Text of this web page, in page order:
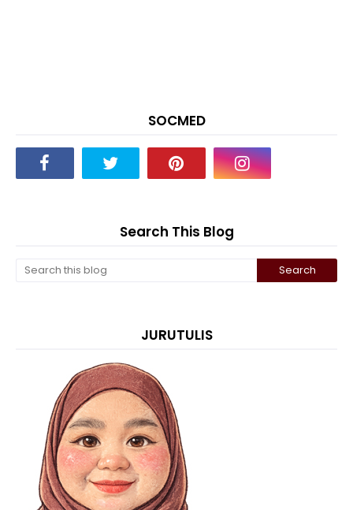
SOCMED
Search This Blog
JURUTULIS